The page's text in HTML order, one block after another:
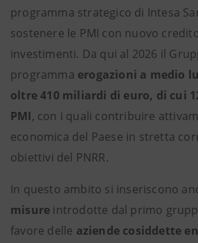
programma strategico di Intesa
sostenere le PMI con nuovo
investimenti. Da qui al 2026 il
programma erogazioni a medio
oltre 410 miliardi di euro, di cui
PMI, con i quali contribuire
economica del Paese in stretta
obiettivi del PNRR.
In questo ambito si inseriscono
misure introdotte dal primo
favore delle aziende cosiddette